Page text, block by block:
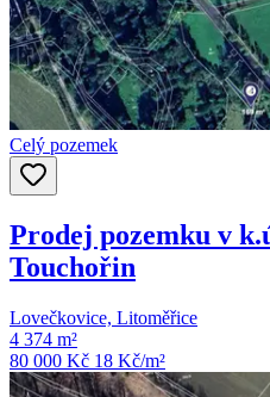
Celý pozemek
Prodej pozemku v
Touchořin
Lovečkovice, Litoměřice
4 374 m²
80 000 Kč 18 Kč/m²